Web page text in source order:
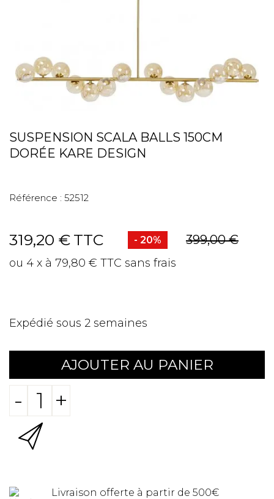
SUSPENSION SCALA BALLS 150CM
DORÉE KARE DESIGN
Référence : 52512
319,20 € TTC - 20% 399,00 €
ou 4 x à 79,80 € TTC sans frais
Expédié sous 2 semaines
AJOUTER AU PANIER
- +
Livraison offerte à partir de 500€